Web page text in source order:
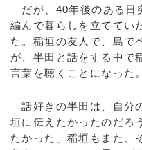
だが、40年後のある日
編んで暮らしを立ててい
た。稲垣の友人で、島で
が、半田と話をする中で
言葉を聴くことになった。
話好きの半田は、自分
垣に伝えたかったのだろ
たかった」稲垣もまた、